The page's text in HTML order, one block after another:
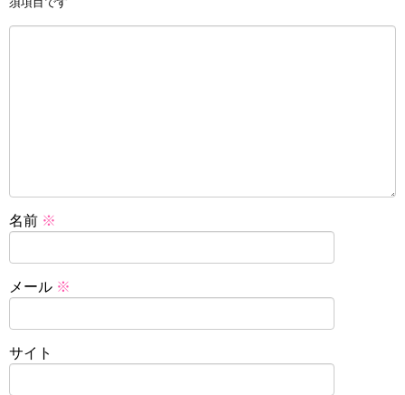
名前 ※
メール ※
サイト